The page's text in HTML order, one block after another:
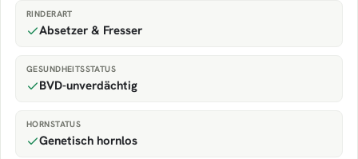
RINDERART
Absetzer & Fresser
GESUNDHEITSSTATUS
BVD-unverdächtig
HORNSTATUS
Genetisch hornlos